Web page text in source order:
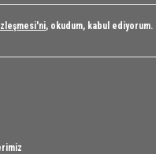
, okudum, kabul ediyorum.